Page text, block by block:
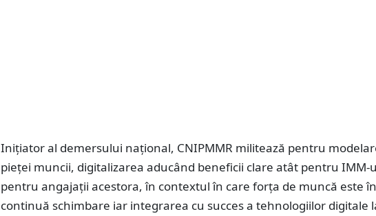
Inițiator al demersului național, CNIPMMR militează pentru
pieței muncii, digitalizarea aducând beneficii clare atât pentru IMM-
pentru angajații acestora, în contextul în care forța de muncă este
continuă schimbare iar integrarea cu succes a tehnologiilor digitale